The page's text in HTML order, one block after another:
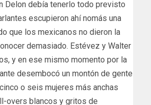
Delon debía tenerlo todo previsto
escupieron ahí nomás una
que los mexicanos no dieron la
demasiado. Estévez y Walter
y en ese mismo momento por la
desembocó un montón de gente
o seis mujeres más anchas
overs blancos y gritos de